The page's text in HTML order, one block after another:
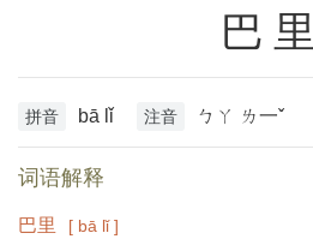
巴里
拼音 bā lǐ 注音 ㄅㄚ ㄌ一ˇ
词语解释
巴里 [ bā lǐ ]